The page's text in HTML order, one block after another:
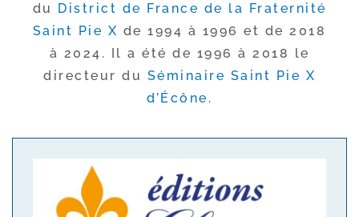
du District de France de la Fraternité
Saint Pie X de 1994 à 1996 et de 2018
à 2024. Il a été de 1996 à 2018 le
direc­teur du Séminaire Saint Pie X
d’Écône .